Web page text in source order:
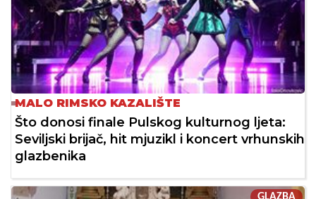
MALO RIMSKO KAZALIŠTE
Što donosi finale Pulskog kulturnog ljeta:
Seviljski brijač, hit mjuzikl i koncert vrhunskih
glazbenika